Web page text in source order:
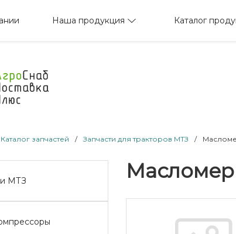
Наша продукция Каталог
Каталог запчастей / Запчасти для тракторов МТЗ /
МТЗ Масломер